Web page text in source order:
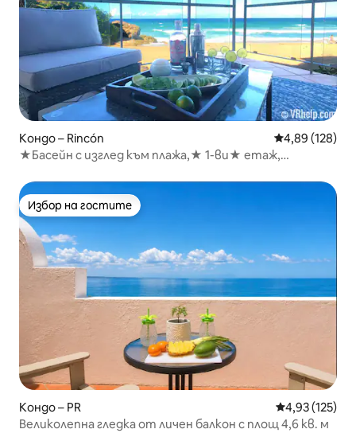
Кондо – Rincón Средна
4,89 (128)
★Басейн с изглед към плажа,★ 1-ви★ етаж,
Избор на гостите
Избор на гостите
Кондо – PR Средна
4,93 (125)
Великолепна гледка от личен балкон с площ 4,6 кв. м